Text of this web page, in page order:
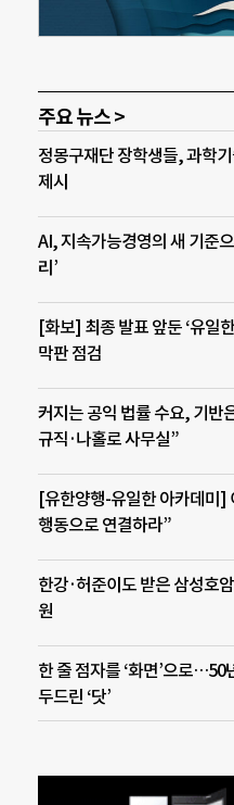
주요 뉴스 >
정몽구재단 장학생들, 과학기
제시
AI, 지속가능경영의 새 기준
리’
[화보] 최종 발표 앞둔 ‘유일
막판 점검
커지는 공익 법률 수요, 기반
규직·나홀로 사무실”
[유한양행-유일한 아카데미]
행동으로 연결하라”
한강·허준이도 받은 삼성호
원
한 줄 점자를 ‘화면’으로…50
두드린 ‘닷’